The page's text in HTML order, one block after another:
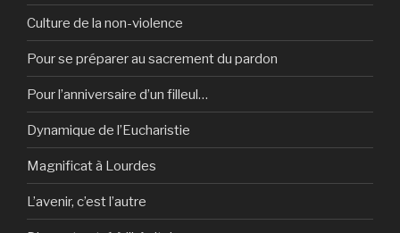
Culture de la non-violence
Pour se préparer au sacrement du pardon
Pour l’anniversaire d’un filleul…
Dynamique de l’Eucharistie
Magnificat à Lourdes
L’avenir, c’est l’autre